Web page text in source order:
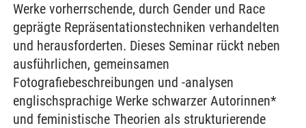
Werke vorherrschende, durch Gender und Race
geprägte Repräsentationstechniken verhandelten
und herausforderten. Dieses Seminar rückt neben
ausführlichen, gemeinsamen
Fotografiebeschreibungen und -analysen
englischsprachige Werke schwarzer Autorinnen*
und feministische Theorien als strukturierende